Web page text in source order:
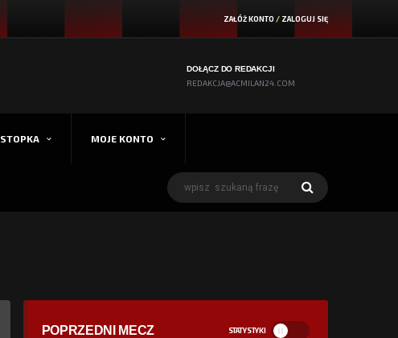
ZAŁÓŻ KONTO / ZALOGUJ SIĘ
DOŁĄCZ DO REDAKCJI
REDAKCJA@ACMILAN24.COM
STOPKA MOJE KONTO
POPRZEDNI MECZ STATYSTYKI